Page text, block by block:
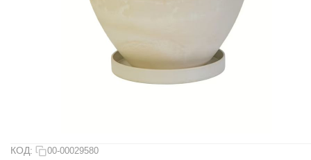
КОД: 00-00029580